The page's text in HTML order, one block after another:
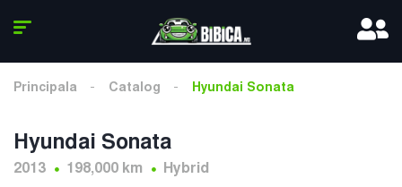
Principala Catalog Hyundai Sonata
Hyundai Sonata
2013 198,000 km Hybrid